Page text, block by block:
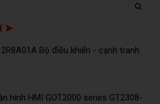
➤
Bộ điều khiển - cạnh tranh
hình HMI GOT2000 series GT2308-